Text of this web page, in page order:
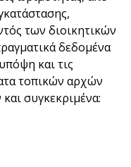
των διοικητικών
δεδομένα
και τις
τοπικών αρχών
συγκεκριμένα: